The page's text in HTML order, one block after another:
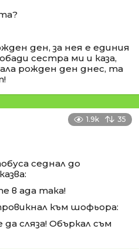
ден, за нея е единия
сестра ми и каза,
рожден ден днес, та
1.9k 35
седнал до
в ада така!
към шофьора:
сляза! Объркал съм